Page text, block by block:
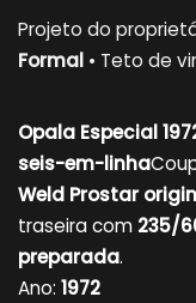
Projeto do
Formal • Teto de
Opala Especial
seis-em-linha
Weld Prostar
traseira com 235/
preparada.
Ano: 1972